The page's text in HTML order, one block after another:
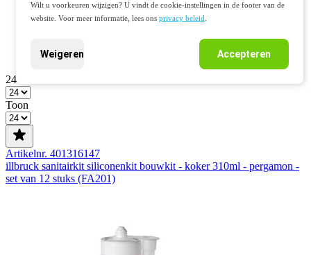
Wilt u voorkeuren wijzigen? U vindt de cookie-instellingen in de footer van de
website. Voor meer informatie, lees ons privacy beleid
Weigeren Accepteren
24
Toon
Artikelnr. 401316147
illbruck sanitairkit siliconenkit bouwkit - koker 310ml - pergamon -
set van 12 stuks (FA201)